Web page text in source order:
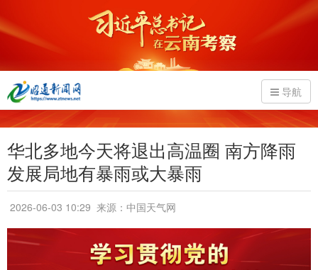
导航
华北多地今天将退出高温圈 南方降雨
发展局地有暴雨或大暴雨
2026-06-03 10:29 来源：中国天气网